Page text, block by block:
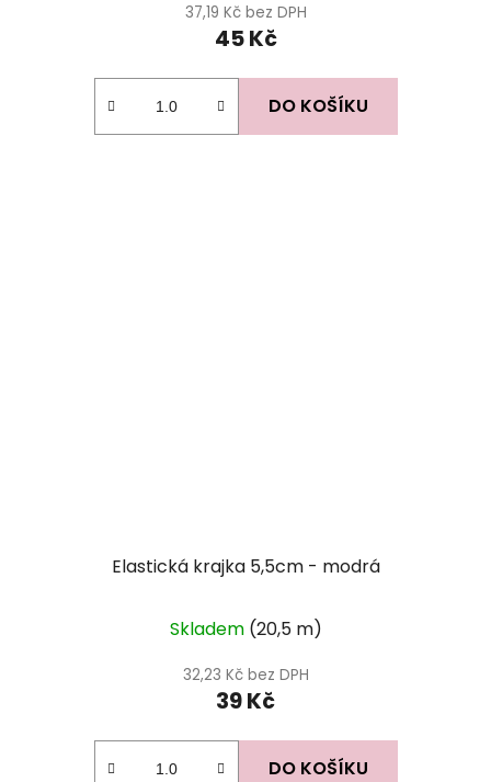
37,19 Kč bez DPH
45 Kč
DO KOŠÍKU
Elastická krajka 5,5cm - modrá
Skladem (20,5 m)
32,23 Kč bez DPH
39 Kč
DO KOŠÍKU